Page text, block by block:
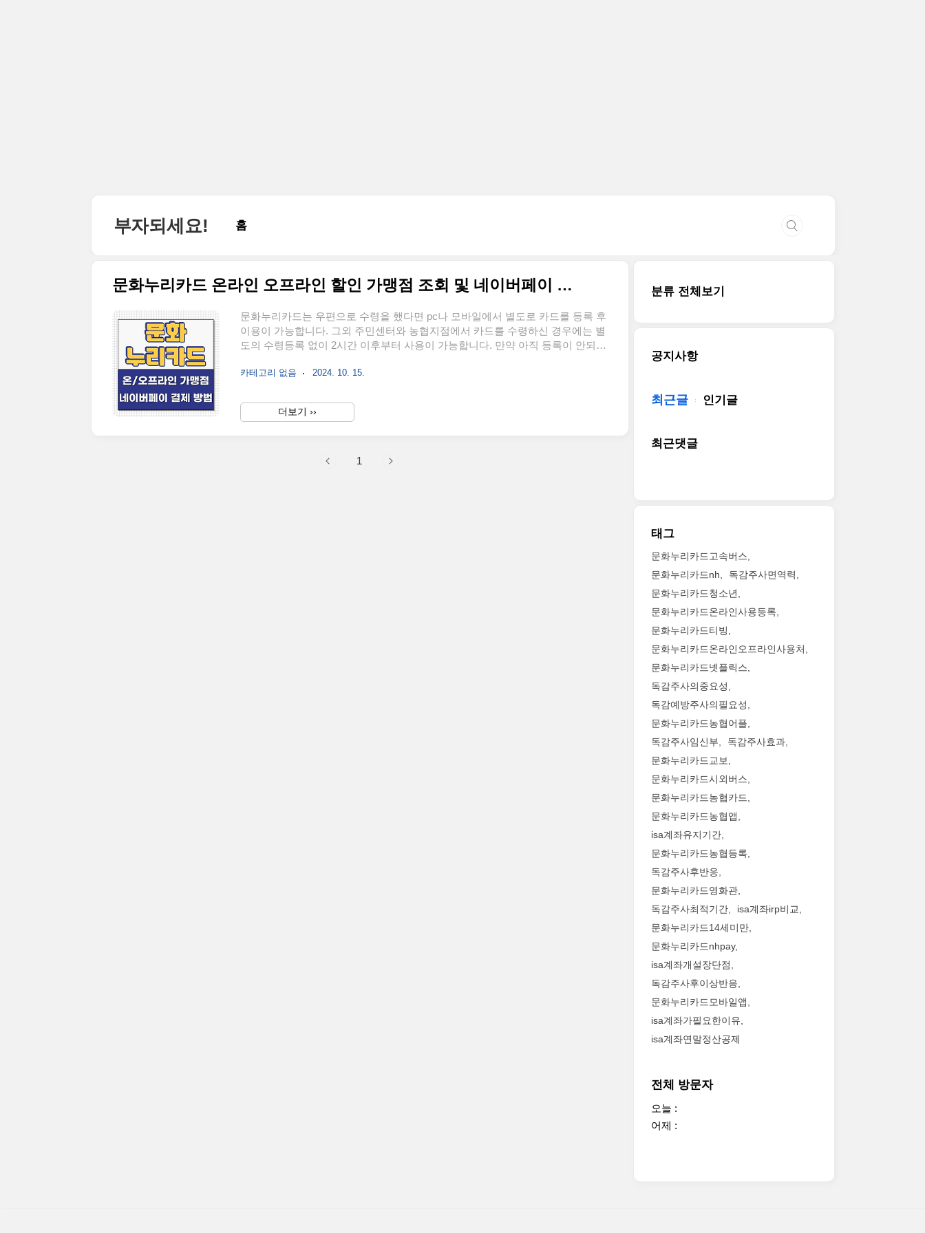
부자되세요! 홈
문화누리카드 온라인 오프라인 할인 가맹점 조회 및 네이버페이 등록 및 결제 방법 안내
문화누리카드는 우편으로 수령을 했다면 pc나 모바일에서 별도로 카드를 등록 후
이용이 가능합니다. 그외 주민센터와 농협지점에서 카드를 수령하신 경우에는 별
도의 수령등록 없이 2시간 이후부터 사용이 가능합니다. 만약 아직 등록이 안되어
용 시에는 지정된 가맹점에서만 사용이 가능하기 때문에 반드시 확인 후 결제를
라인 가맹점 문화누리카드 부정사용 주요 유형 및 처리절차 신고방법자주 발생
하는 부정사용 유형 부정행위 신고 및 처리절차september.sunbeeya.com ✅ 주
카테고리 없음 2024. 10. 15.
더보기 ››
1
분류 전체보기
공지사항
최근글 인기글
최근댓글
태그
문화누리카드고속버스
문화누리카드nh
독감주사면역력
문화누리카드청소년
문화누리카드온라인사용등록
문화누리카드티빙
문화누리카드온라인오프라인사용처
문화누리카드넷플릭스
독감주사의중요성
독감예방주사의필요성
문화누리카드농협어플
독감주사임신부
독감주사효과
문화누리카드교보
문화누리카드시외버스
문화누리카드농협카드
문화누리카드농협앱
isa계좌유지기간
문화누리카드농협등록
독감주사후반응
문화누리카드영화관
독감주사최적기간
isa계좌irp비교
문화누리카드14세미만
문화누리카드nhpay
isa계좌개설장단점
독감주사후이상반응
문화누리카드모바일앱
isa계좌가필요한이유
isa계좌연말정산공제
전체 방문자
오늘 :
어제 :